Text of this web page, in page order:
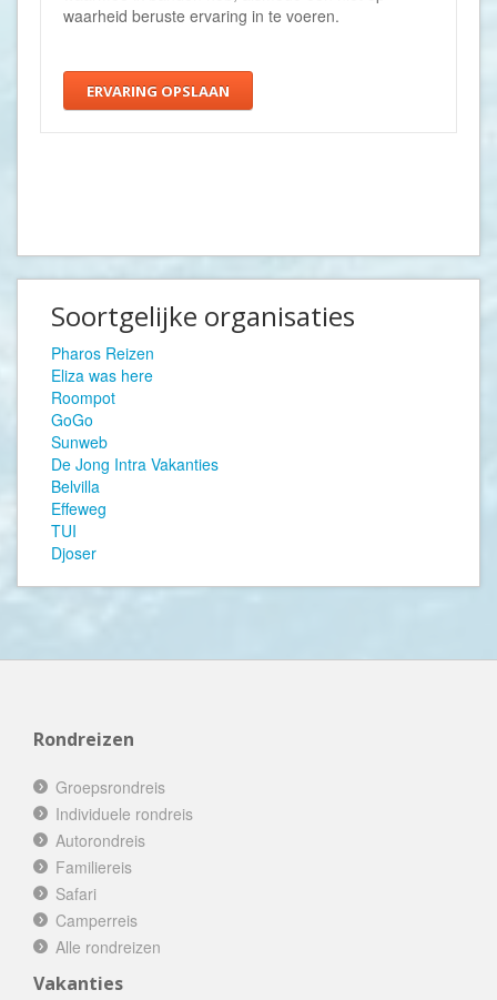
waarheid beruste ervaring in te voeren.
ERVARING OPSLAAN
Soortgelijke organisaties
Pharos Reizen
Eliza was here
Roompot
GoGo
Sunweb
De Jong Intra Vakanties
Belvilla
Effeweg
TUI
Djoser
Rondreizen
Groepsrondreis
Individuele rondreis
Autorondreis
Familiereis
Safari
Camperreis
Alle rondreizen
Vakanties